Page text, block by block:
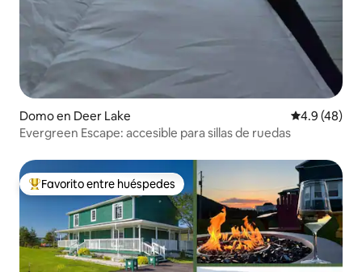
Domo en Deer Lake Calificación
4.9 (48)
Evergreen Escape: accesible para sillas de ruedas
De los mejores en Favorito entre huéspedes
Favorito entre huéspedes